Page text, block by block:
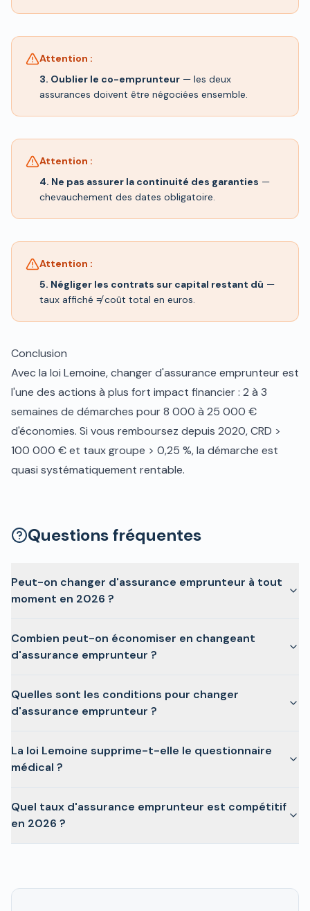
Attention :
3. Oublier le co-emprunteur — les deux
assurances doivent être négociées ensemble.
Attention :
4. Ne pas assurer la continuité des garanties —
chevauchement des dates obligatoire.
Attention :
5. Négliger les contrats sur capital restant dû —
taux affiché ≠ coût total en euros.
Conclusion
Avec la loi Lemoine, changer d'assurance emprunteur est
l'une des actions à plus fort impact financier : 2 à 3
semaines de démarches pour 8 000 à 25 000 €
d'économies. Si vous remboursez depuis 2020, CRD >
100 000 € et taux groupe > 0,25 %, la démarche est
quasi systématiquement rentable.
Questions fréquentes
Peut-on changer d'assurance emprunteur à tout
moment en 2026 ?
Combien peut-on économiser en changeant
d'assurance emprunteur ?
Quelles sont les conditions pour changer
d'assurance emprunteur ?
La loi Lemoine supprime-t-elle le questionnaire
médical ?
Quel taux d'assurance emprunteur est compétitif
en 2026 ?